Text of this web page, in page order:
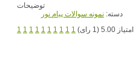
توضیحات
دسته: نمونه سوالات پیام نور
1 1 1 1 1 1 1 1 1 1
امتیاز 5.00 (1 رای)